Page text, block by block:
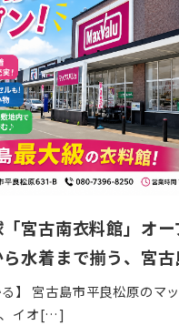
宮古南衣料館」オ
ら水着まで揃う、宮
る】 宮古島市平良松原のマ
、イオ[…]